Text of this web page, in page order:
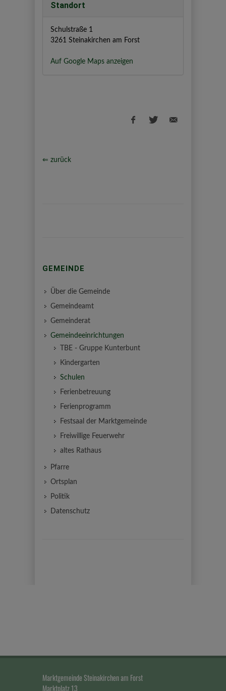
Standort
Schulstraße 1
3261 Steinakirchen am Forst
Auf Google Maps anzeigen
⇐ zurück
GEMEINDE
Über die Gemeinde
Gemeindeamt
Gemeinderat
Gemeindeeinrichtungen
TBE - Gruppe Kunterbunt
Kindergarten
Schulen
Ferienbetreuung
Ferienprogramm
Festsaal der Marktgemeinde
Freiwillige Feuerwehr
altes Rathaus
Pfarre
Ortsplan
Politik
Datenschutz
Marktgemeinde Steinakirchen am Forst
Marktplatz 13